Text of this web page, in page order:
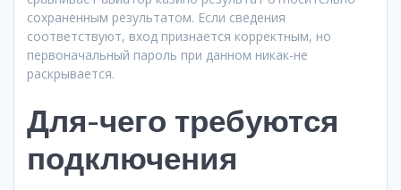
сохраненным результатом. Если сведения
соответствуют, вход признается корректным, но
первоначальный пароль при данном никак-не
раскрывается.
Для-чего требуются
подключения